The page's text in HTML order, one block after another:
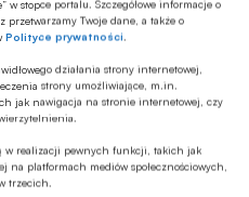
w stopce portalu. Szczegółowe informacje o
przetwarzamy Twoje dane, a także o
Polityce prywatności.
działania strony internetowej,
strony umożliwiające, m.in.
jak nawigacja na stronie internetowej, czy
w realizacji pewnych funkcji, takich jak
na platformach mediów społecznościowych,
trzecich.
przelewów), czy
Powietrze” oraz
na preferencyjnych
cele szeroko